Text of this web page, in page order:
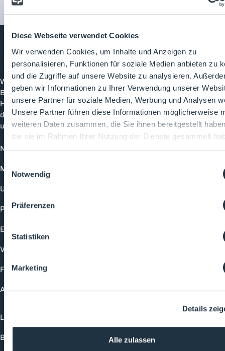
Diese Webseite verwendet Cookies
Wir verwenden Cookies, um Inhalte und Anzeigen zu
personalisieren, Funktionen für soziale Medien anbieten zu
und die Zugriffe auf unsere Website zu analysieren.
geben wir Informationen zu Ihrer Verwendung unserer
unsere Partner für soziale Medien, Werbung und Analysen
Unsere Partner führen diese Informationen möglicherweise
weiteren Daten zusammen, die Sie ihnen bereitgestellt
die sie im Rahmen Ihrer Nutzung der Dienste gesammelt
Notwendig
Präferenzen
Statistiken
Marketing
Details
Alle zulassen
CleanroomProcesses
Willkommen bei CleanroomProcesses, der
Branchenplattform für Reinraum und Prozesstechnik.
Hier bleibst du immer auf dem neuesten Stand, kannst
dich mit anderen verknüpfen und alle relevanten Themen
und Events der Branche entdecken.
News
Mediathek
Unternehmen
Produkte
Events
Vorträge
Future-Faces
Academy
Login
Buchungsmöglichkeiten